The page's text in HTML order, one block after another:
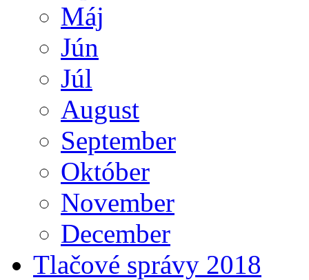
Máj
Jún
Júl
August
September
Október
November
December
Tlačové správy 2018